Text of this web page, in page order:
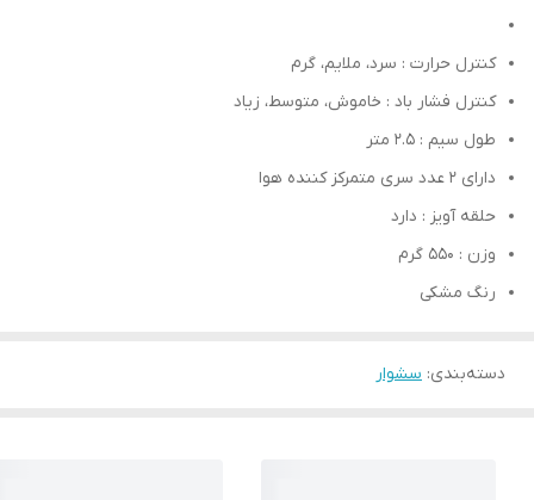
کنترل حرارت : سرد، ملایم، گرم
کنترل فشار باد : خاموش، متوسط، زیاد
طول سیم : 2.5 متر
دارای 2 عدد سری متمرکز کننده هوا
حلقه آویز : دارد
وزن : 550 گرم
رنگ مشکی
دسته‌بندی: سشوار